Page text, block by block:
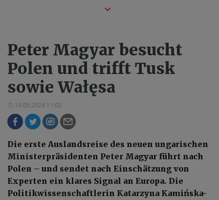
Peter Magyar besucht
Polen und trifft Tusk
sowie Wałęsa
19.05.2026 11:02
Die erste Auslandsreise des neuen ungarischen
Ministerpräsidenten Peter Magyar führt nach
Polen – und sendet nach Einschätzung von
Experten ein klares Signal an Europa. Die
Politikwissenschaftlerin Katarzyna Kamińska-